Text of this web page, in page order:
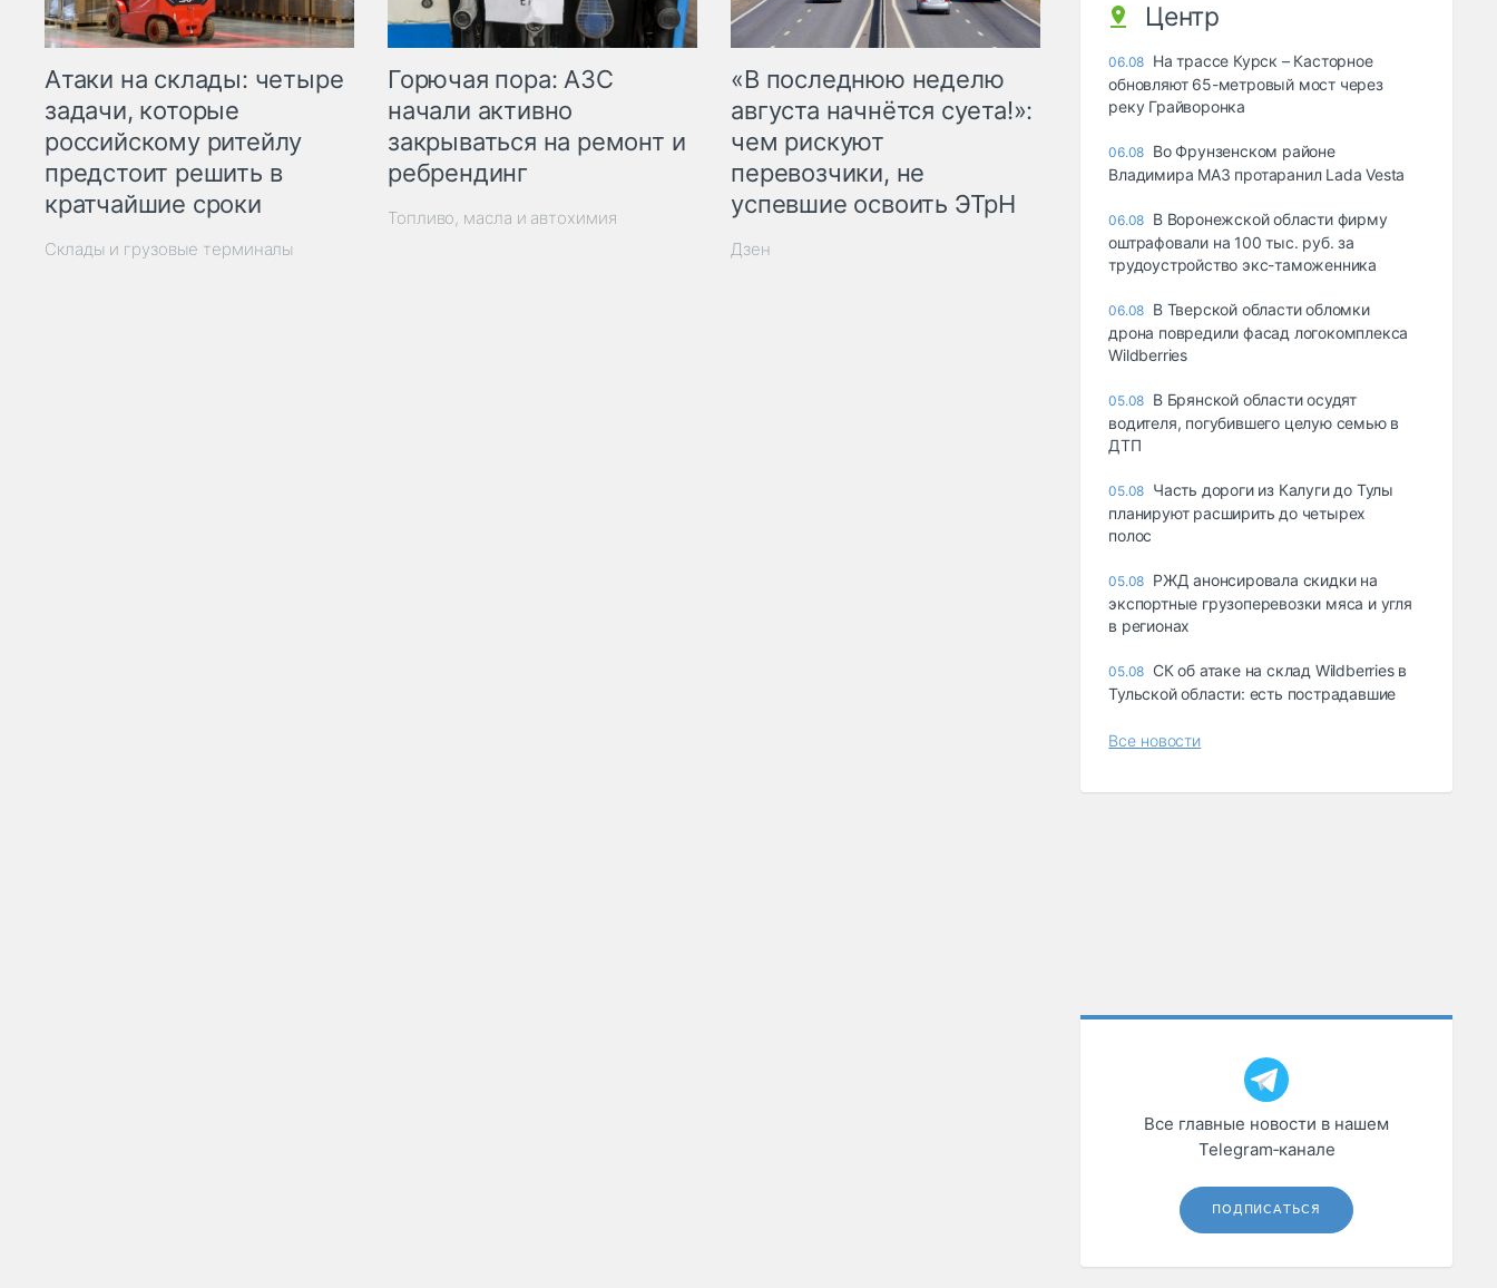
Атаки на склады: четыре
задачи, которые
российскому ритейлу
предстоит решить в
кратчайшие сроки
Склады и грузовые терминалы
Горючая пора: АЗС
начали активно
закрываться на ремонт и
ребрендинг
Топливо, масла и автохимия
«В последнюю неделю
августа начнётся суета!»:
чем рискуют
перевозчики, не
успевшие освоить ЭТрН
Дзен
Центр
06.08 На трассе Курск – Касторное
обновляют 65-метровый мост через
реку Грайворонка
06.08 Во Фрунзенском районе
Владимира МАЗ протаранил Lada Vesta
06.08 В Воронежской области фирму
оштрафовали на 100 тыс. руб. за
трудоустройство экс-таможенника
06.08 В Тверской области обломки
дрона повредили фасад логокомплекса
Wildberries
05.08 В Брянской области осудят
водителя, погубившего целую семью в
ДТП
05.08 Часть дороги из Калуги до Тулы
планируют расширить до четырех
полос
05.08 РЖД анонсировала скидки на
экспортные грузоперевозки мяса и угля
в регионах
05.08 СК об атаке на склад Wildberries в
Тульской области: есть пострадавшие
Все новости
Все главные новости в нашем
Telegram‑канале
ПОДПИСАТЬСЯ